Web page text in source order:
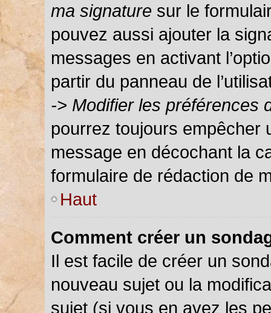
ma signature sur le
pouvez aussi ajouter la
messages en activant
partir du panneau de
-> Modifier les préférences
pourrez toujours empêcher
message en décochant la
formulaire de rédaction de
Haut
Comment créer un
Il est facile de créer un
nouveau sujet ou la
sujet (si vous en avez les